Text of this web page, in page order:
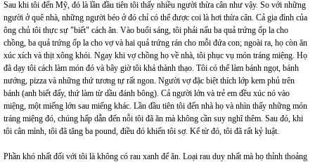
Sau khi tôi đến Mỹ, đó là lần đầu tiên tôi thấy nhiều người thừa cân như vậy. So với những
người ở quê nhà, những người béo ở đó chỉ có thể được coi là hơi thừa cân. Cả gia đình của
ông chủ tôi thực sự "biết" cách ăn. Vào buổi sáng, tôi phải nấu ba quả trứng ốp la cho
chồng, ba quả trứng ốp la cho vợ và hai quả trứng rán cho mỗi đứa con; ngoài ra, họ còn ăn
xúc xích và thịt xông khói. Ngay khi vợ chồng họ về nhà, tôi phục vụ món tráng miệng. Họ
đã dạy tôi cách làm món đó và bây giờ tôi khá thành thạo. Tôi có thể làm bánh ngọt, bánh
nướng, pizza và những thứ tương tự rất ngon. Người vợ đặc biệt thích lớp kem phủ trên
bánh (anh biết đấy, thứ làm từ dầu đánh bông). Cả người lớn và trẻ em đều xúc nó vào
miệng, một miếng lớn sau miếng khác. Lần đầu tiên tôi đến nhà họ và nhìn thấy những món
tráng miệng đó, chúng hấp dẫn đến nỗi tôi đã ăn mà không cần suy nghĩ thêm. Sau đó, khi
tôi cân mình, tôi đã tăng ba pound, điều đó khiến tôi sợ. Kể từ đó, tôi đã rất kỷ luật.
Phần khó nhất đối với tôi là không có rau xanh để ăn. Loại rau duy nhất mà họ thỉnh thoảng